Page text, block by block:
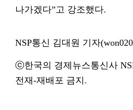
나가겠다”고 강조했다.
NSP통신 김대원 기자
ⓒ한국의 경제뉴스통신사
전재-재배포 금지.